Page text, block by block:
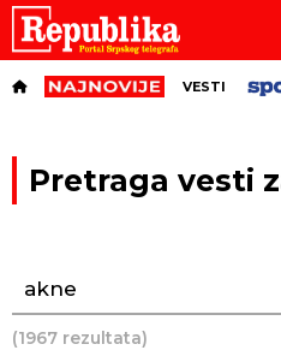
VESTI
Pretraga vesti
(1967 rezultata)